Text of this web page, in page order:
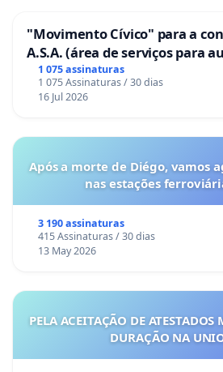
"Movimento Cívico" para a
A.S.A. (área de serviços para
Coimbra
1 075 assinaturas
1 075 Assinaturas / 30 dias
16 Jul 2026
Após a morte de Diégo, vamos
nas estações
3 190 assinaturas
415 Assinaturas / 30 dias
13 May 2026
PELA ACEITAÇÃO DE ATESTADOS
DURAÇÃO NA